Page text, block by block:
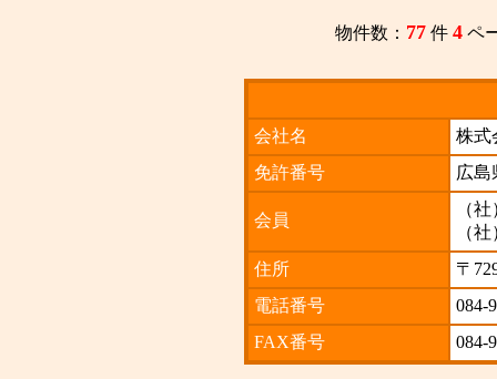
物件数： 77 件 4 ペ
会社名
株式
免許番号
広島
会員
（
（
住所
〒
電話番号
084-
FAX番号
084-